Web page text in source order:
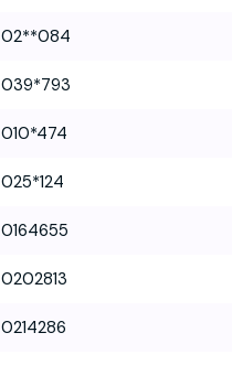
02**084
039*793
010*474
025*124
0164655
0202813
0214286